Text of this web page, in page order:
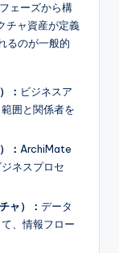
ェーズから構
チャ資産が定義
るのが一般的
： ビジネスア
囲と関係者を
： ArchiMate
ネスプロセ
ャ）： データ
、情報フロー